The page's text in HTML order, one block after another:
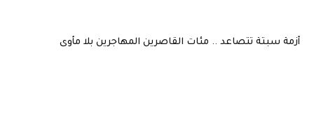
أزمة سبتة تتصاعد .. مئات القاصرين المهاجرين بلا مأوى